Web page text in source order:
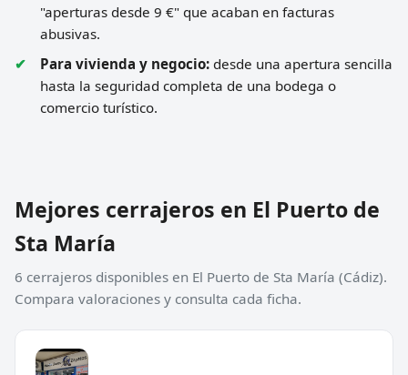
"aperturas desde 9 €" que acaban en facturas
abusivas.
Para vivienda y negocio: desde una apertura sencilla
hasta la seguridad completa de una bodega o
comercio turístico.
Mejores cerrajeros en El Puerto de
Sta María
6 cerrajeros disponibles en El Puerto de Sta María (Cádiz).
Compara valoraciones y consulta cada ficha.